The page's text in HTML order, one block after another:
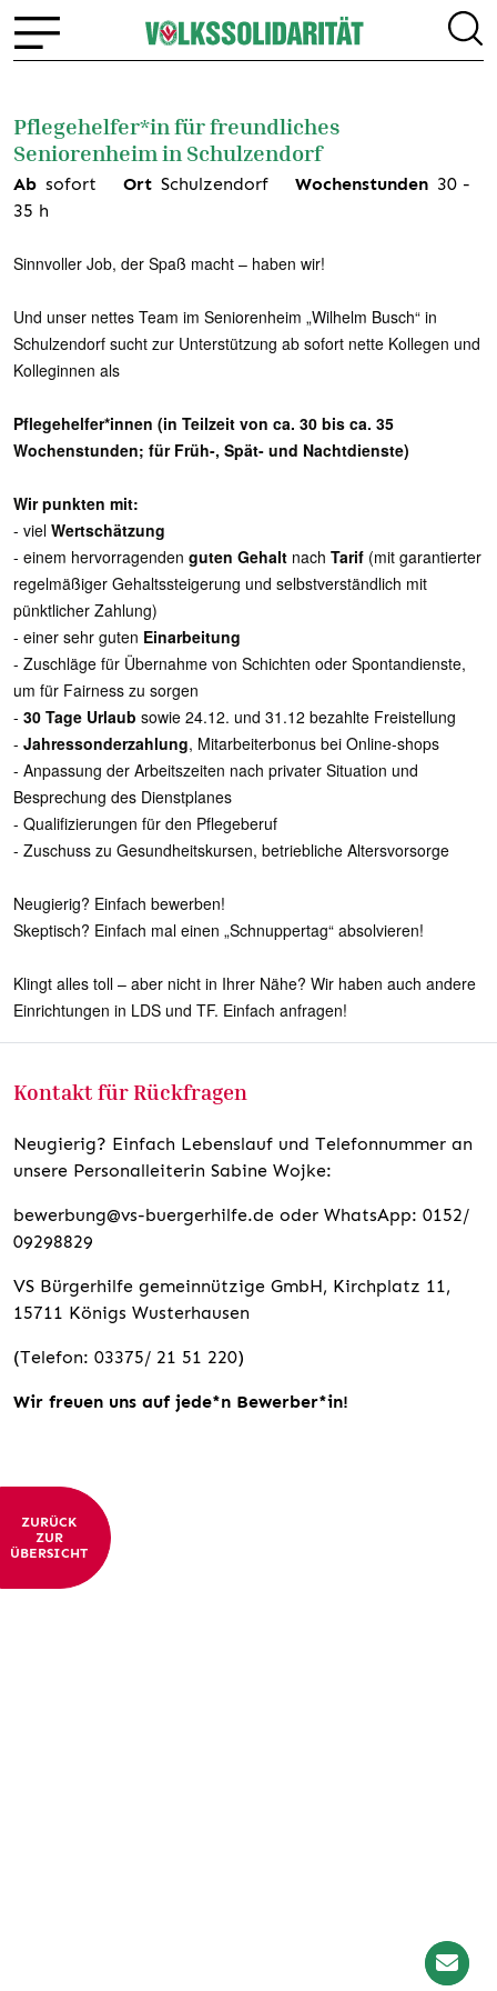
Pflegehelfer*in für freundliches
Seniorenheim in Schulzendorf
Ab sofort Ort Schulzendorf Wochenstunden 30 -
35 h
Sinnvoller Job, der Spaß macht – haben wir!
Und unser nettes Team im Seniorenheim „Wilhelm Busch“ in
Schulzendorf sucht zur Unterstützung ab sofort nette Kollegen und
Kolleginnen als
Pflegehelfer*innen (in Teilzeit von ca. 30 bis ca. 35
Wochenstunden; für Früh-, Spät- und Nachtdienste)
Wir punkten mit:
- viel Wertschätzung
- einem hervorragenden guten Gehalt nach Tarif (mit garantierter
regelmäßiger Gehaltssteigerung und selbstverständlich mit
pünktlicher Zahlung)
- einer sehr guten Einarbeitung
- Zuschläge für Übernahme von Schichten oder Spontandienste,
um für Fairness zu sorgen
- 30 Tage Urlaub sowie 24.12. und 31.12 bezahlte Freistellung
- Jahressonderzahlung, Mitarbeiterbonus bei Online-shops
- Anpassung der Arbeitszeiten nach privater Situation und
Besprechung des Dienstplanes
- Qualifizierungen für den Pflegeberuf
- Zuschuss zu Gesundheitskursen, betriebliche Altersvorsorge
Neugierig? Einfach bewerben!
Skeptisch? Einfach mal einen „Schnuppertag“ absolvieren!
Klingt alles toll – aber nicht in Ihrer Nähe? Wir haben auch andere
Einrichtungen in LDS und TF. Einfach anfragen!
Kontakt für Rückfragen
Neugierig? Einfach Lebenslauf und Telefonnummer an
unsere Personalleiterin Sabine Wojke:
bewerbung@vs-buergerhilfe.de oder WhatsApp: 0152/
09298829
VS Bürgerhilfe gemeinnützige GmbH, Kirchplatz 11,
15711 Königs Wusterhausen
(Telefon: 03375/ 21 51 220)
Wir freuen uns auf jede*n Bewerber*in!
ZURÜCK
ZUR
ÜBERSICHT